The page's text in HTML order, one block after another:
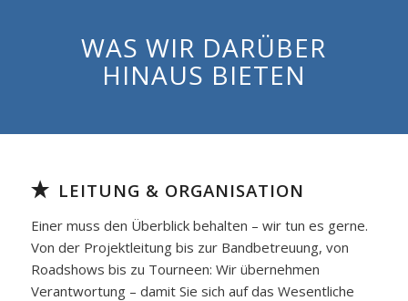
WAS WIR DARÜBER
HINAUS BIETEN
LEITUNG & ORGANISATION
Einer muss den Überblick behalten – wir tun es gerne.
Von der Projektleitung bis zur Bandbetreuung, von
Roadshows bis zu Tourneen: Wir übernehmen
Verantwortung – damit Sie sich auf das Wesentliche